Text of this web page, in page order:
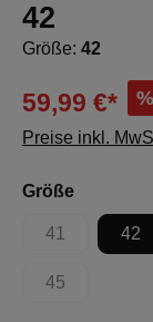
42
Größe: 42
59,99 €* %
Preise inkl.
Größe
41
(Diese
42
45
(Diese